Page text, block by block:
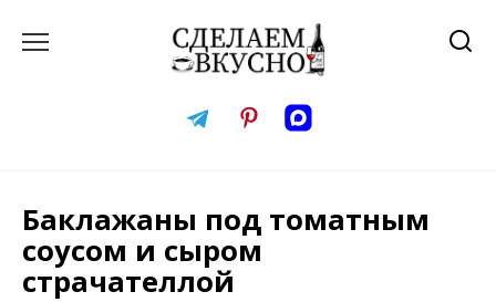
Баклажаны под томатным
соусом и сыром
страчателлой